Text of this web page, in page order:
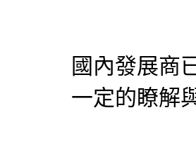
國內發展商
一定的瞭解